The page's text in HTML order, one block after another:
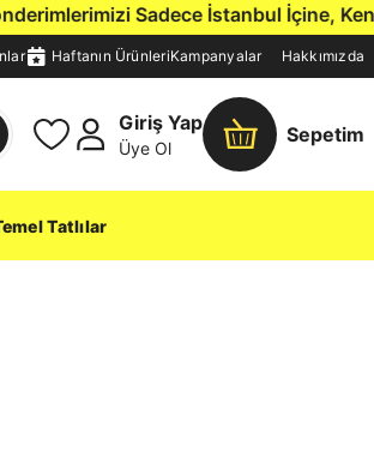
Sadece İstanbul İçine, Kendi
Haftanın ÜrünleriKampanyalar Hakkımızda
Giriş Yap
Üye Ol
Sepetim
Tatlılar